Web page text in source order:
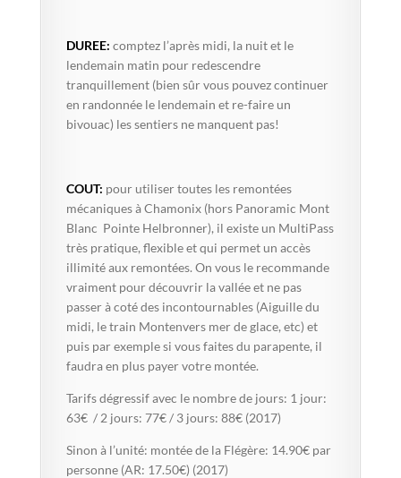
DUREE: comptez l’après midi, la nuit et le
lendemain matin pour redescendre
tranquillement (bien sûr vous pouvez continuer
en randonnée le lendemain et re-faire un
bivouac) les sentiers ne manquent pas!
COUT: pour utiliser toutes les remontées
mécaniques à Chamonix (hors Panoramic Mont
Blanc Pointe Helbronner), il existe un MultiPass
très pratique, flexible et qui permet un accès
illimité aux remontées. On vous le recommande
vraiment pour découvrir la vallée et ne pas
passer à coté des incontournables (Aiguille du
midi, le train Montenvers mer de glace, etc) et
puis par exemple si vous faites du parapente, il
faudra en plus payer votre montée.
Tarifs dégressif avec le nombre de jours: 1 jour:
63€ / 2 jours: 77€ / 3 jours: 88€ (2017)
Sinon à l’unité: montée de la Flégère: 14.90€ par
personne (AR: 17.50€) (2017)